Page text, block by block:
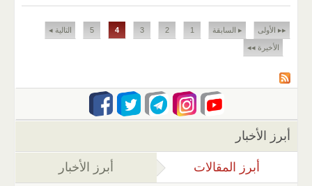
الصفحات
▸▸ الأولى ▸ السابقة 1
2
3
4
5 التالية ◂
الأخيرة ◂◂
أبرز الأخبار
أبرز المقالات (علامة التبويب النشطة)
أبرز الأخبار